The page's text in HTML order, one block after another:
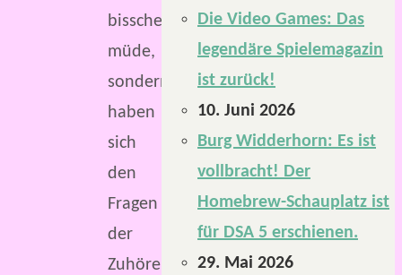
bisschen
müde,
sondern
haben
sich
den
Fragen
der
Zuhörenden
Die Video Games: Das
legendäre Spielemagazin
ist zurück!
10. Juni 2026
Burg Widderhorn: Es ist
vollbracht! Der
Homebrew-Schauplatz ist
für DSA 5 erschienen.
29. Mai 2026